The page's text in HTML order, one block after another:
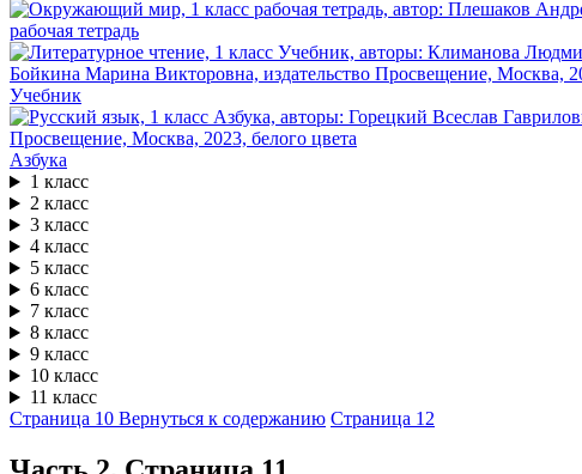
рабочая тетрадь
Учебник
Азбука
1 класс
2 класс
3 класс
4 класс
5 класс
6 класс
7 класс
8 класс
9 класс
10 класс
11 класс
Страница 10 Вернуться к содержанию Страница 12